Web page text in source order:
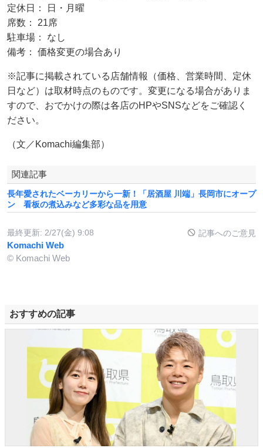
定休日： 日・月曜
席数： 21席
駐車場： なし
備考： 価格変更の場合あり
※記事に掲載されている店舗情報（価格、営業時間、定休
日など）は取材時点のものです。変更になる場合がありま
すので、おでかけの際は各店のHPやSNSなどをご確認く
ださい。
（文／Komachi編集部）
関連記事
長年愛されたベーカリーから一新！「居酒屋 川端」長岡市にオープ
ン 看板の煮込みなど多彩な品を用意
最終更新: 2/27(金) 9:08 記事へのご意見
Komachi Web
© Komachi Web
おすすめの記事